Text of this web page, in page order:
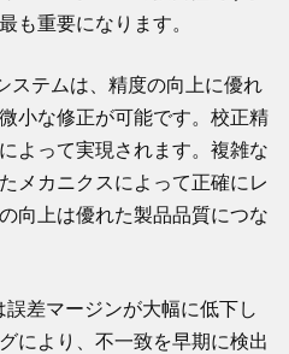
も重要になります。
ステムは、精度の向上に優れ
小な修正が可能です。校正精
よって実現されます。複雑な
メカニクスによって正確にレ
向上は優れた製品品質につな
誤差マージンが大幅に低下し
により、不一致を早期に検出